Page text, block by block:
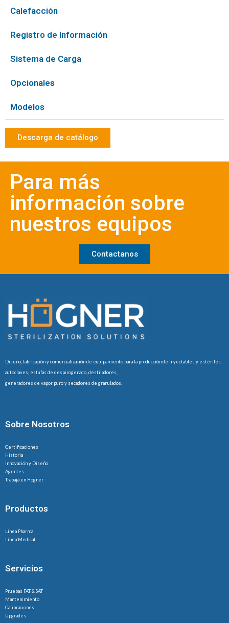
Calefacción
Registro de Información
Sistema de Carga
Opcionales
Modelos
Descarga de catálogo
Para más
información sobre
nuestros equipos
Contactanos
Diseño, fabricación y comercialización de equipamiento para la producción de inyectables y estériles:
autoclaves, estufas de despirogenado, destiladores,
generadores de vapor puro y secadores de granulados.
Sobre Nosotros
Certificaciones
Historia
Innovación y Diseño
Agentes
Trabajá en Hogner
Productos
Línea Pharma
Línea Medical
Servicios
Pruebas FAT & SAT
Mantenimiento
Calibraciones
Upgrades